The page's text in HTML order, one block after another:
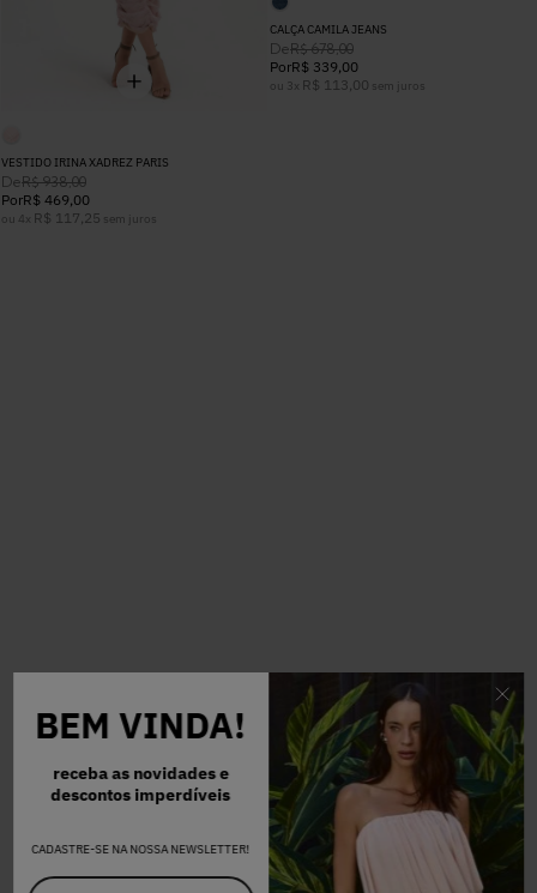
BEM VINDA!
receba as novidades e
descontos imperdíveis
CADASTRE-SE NA NOSSA NEWSLETTER!
VESTIDO IRINA XADREZ PARIS
DeR$ 938,00
PorR$ 469,00
ou 4 x R$ 117,25 sem juros
CALÇA CAMILA JEANS
DeR$ 678,00
PorR$ 339,00
ou 3 x R$ 113,00 sem juros